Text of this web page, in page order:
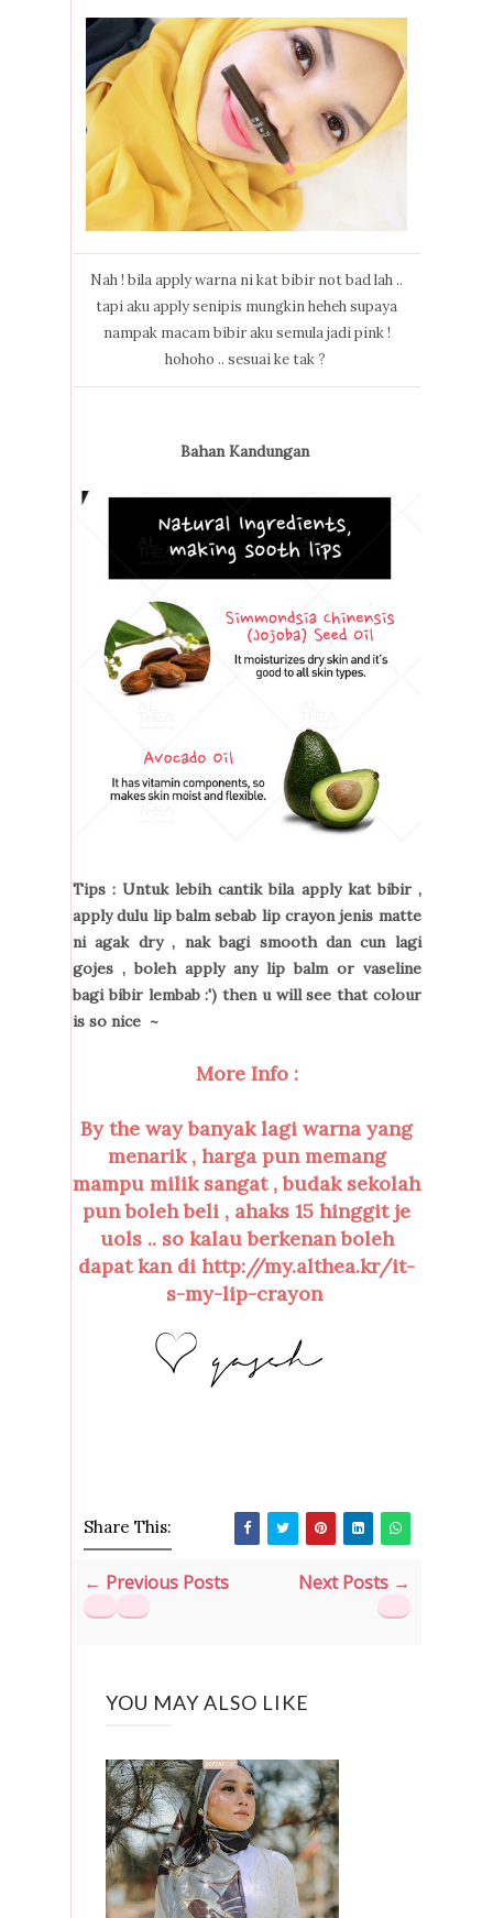
Nah ! bila apply warna ni kat bibir not bad lah ..
tapi aku apply senipis mungkin heheh supaya
nampak macam bibir aku semula jadi pink !
hohoho .. sesuai ke tak ?
Bahan Kandungan
Tips : Untuk lebih cantik bila apply kat bibir ,
apply dulu lip balm sebab lip crayon jenis matte
ni agak dry , nak bagi smooth dan cun lagi
gojes , boleh apply any lip balm or vaseline
bagi bibir lembab :') then u will see that colour
is so nice ~
More Info :
By the way banyak lagi warna yang
menarik , harga pun memang
mampu milik sangat , budak sekolah
pun boleh beli , ahaks 15 hinggit je
uols .. so kalau berkenan boleh
dapat kan di http://my.althea.kr/it-
s-my-lip-crayon
Share This:
← Previous Posts Next Posts →
YOU MAY ALSO LIKE